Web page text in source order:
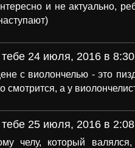
и не актуально,
тебе 24 июля, 2016 в
с виолончелью - это
смотрится, а у
тебе 25 июля, 2016 в
челу, который